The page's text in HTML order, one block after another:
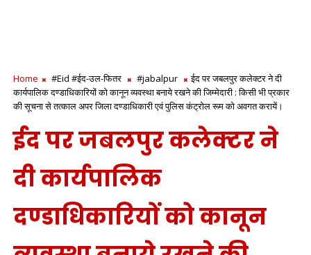
Home #Eid #ईद-उल-फितर #jabalpur
ईद पर जबलपुर कलेक्टर ने दी
कार्यपालिक दण्डाधिकारियों को कानून व्यवस्था बनाये रखने की जिम्मेदारी : किसी भी प्रकार
की सूचना से तत्काल अपर जिला दण्डाधिकारी एवं पुलिस कंट्रोल रूम को अवगत करायें।
ईद पर जबलपुर कलेक्टर ने
दी कार्यपालिक
दण्डाधिकारियों को कानून